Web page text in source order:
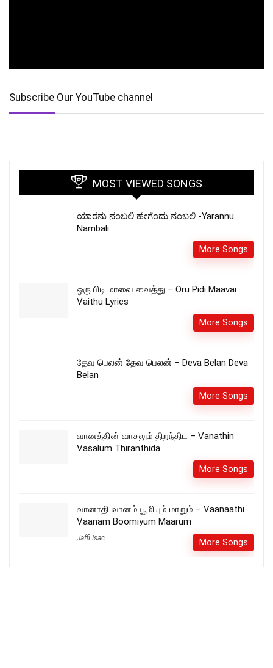
Subscribe Our YouTube channel
MOST VIEWED SONGS
ಯಾರನು ನಂಬಲಿ ಹೇಗೆಂದು ನಂಬಲಿ -Yarannu
Nambali
More Songs
ஒரு பிடி மாவை வைத்து – Oru Pidi Maavai
Vaithu Lyrics
More Songs
தேவ பெலன் தேவ பெலன் – Deva Belan Deva
Belan
More Songs
வானத்தின் வாசலும் திறந்திட – Vanathin
Vasalum Thiranthida
More Songs
வானாதி வானம் பூமியும் மாறும் – Vaanaathi
Vaanam Boomiyum Maarum
Jaffi Isac More Songs